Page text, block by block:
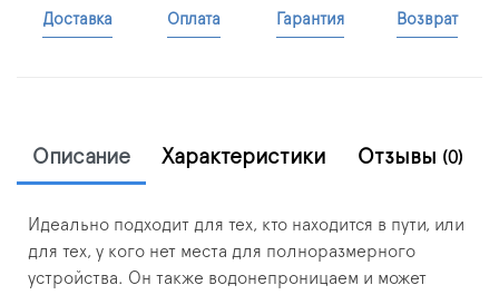
Доставка Оплата Гарантия Возврат
Описание Характеристики Отзывы (0)
Идеально подходит для тех, кто находится в пути, или
для тех, у кого нет места для полноразмерного
устройства. Он также водонепроницаем и может